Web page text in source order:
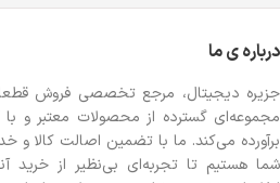
درباره ی ما
جزیره دیجیتال، مرجع تخصصی فروش قطعات
مجموعه‌ای گسترده از محصولات معتبر و با
برآورده می‌کند. ما با تضمین اصالت کالا
شما هستیم تا تجربه‌ای بی‌نظیر از خرید